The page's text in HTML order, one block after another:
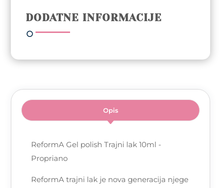
količina
DODATNE INFORMACIJE
Opis
ReformA Gel polish Trajni lak 10ml -
Propriano
ReformA trajni lak je nova generacija njege